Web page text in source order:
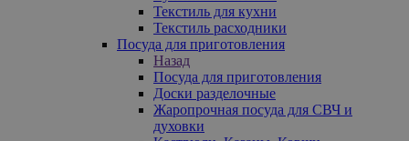
Текстиль для кухни
Текстиль расходники
Посуда для приготовления
Назад
Посуда для приготовления
Доски разделочные
Жаропрочная посуда для СВЧ и
духовки